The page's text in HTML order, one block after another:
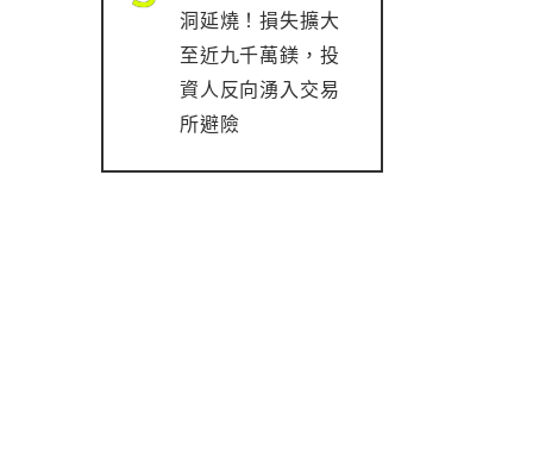
洞延燒！損失擴大
至近九千萬鎂，投
資人反向湧入交易
所避險